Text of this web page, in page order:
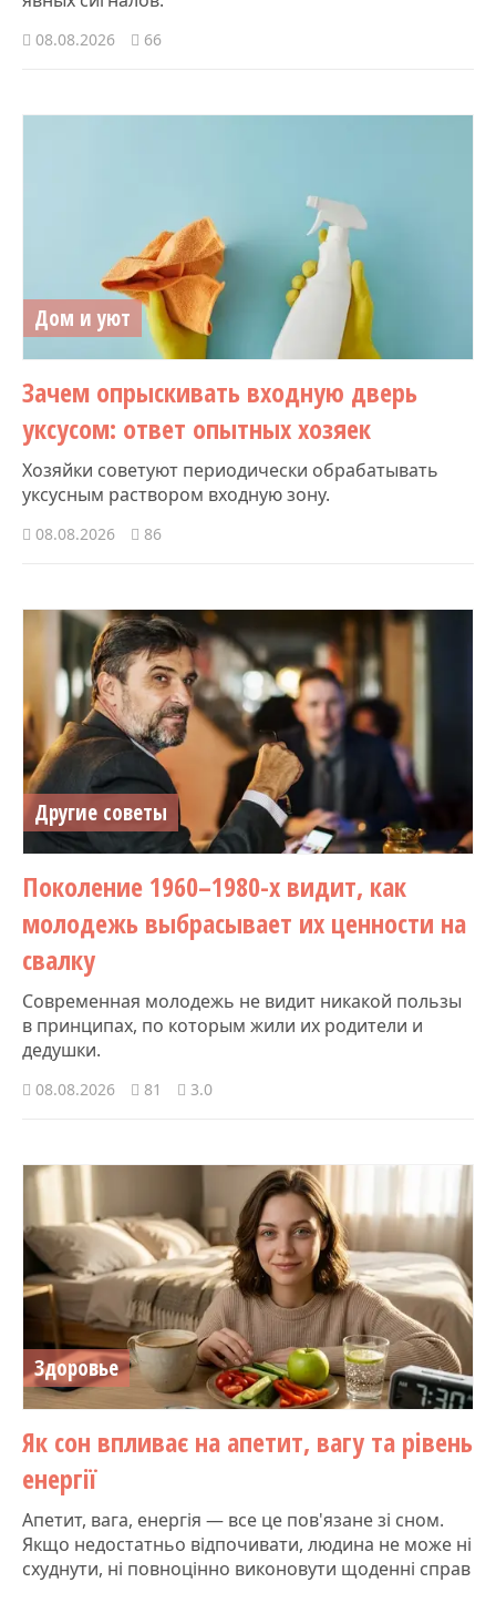
08.08.2026 66
Дом и уют
Зачем опрыскивать входную дверь
уксусом: ответ опытных хозяек
Хозяйки советуют периодически обрабатывать
уксусным раствором входную зону.
08.08.2026 86
Другие советы
Поколение 1960–1980-х видит, как
молодежь выбрасывает их ценности на
свалку
Современная молодежь не видит никакой пользы
в принципах, по которым жили их родители и
дедушки.
08.08.2026 81 3.0
Здоровье
Як сон впливає на апетит, вагу та рівень
енергії
Апетит, вага, енергія — все це пов'язане зі сном.
Якщо недостатньо відпочивати, людина не може ні
схуднути, ні повноцінно виконовути щоденні справ